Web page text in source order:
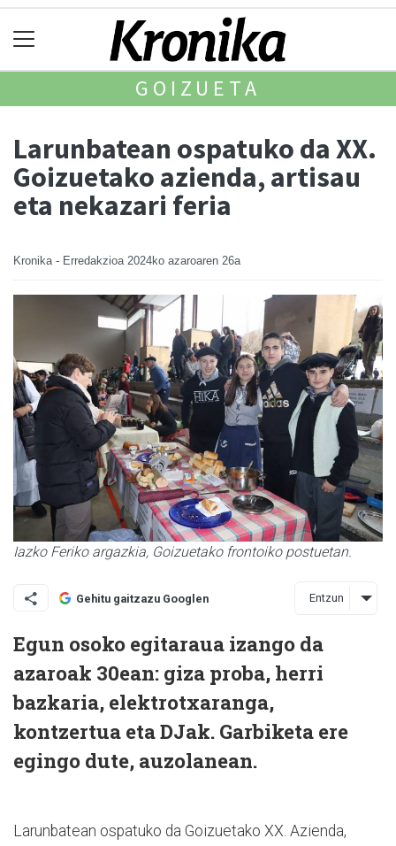
GOIZUETA
Larunbatean ospatuko da XX.
Goizuetako azienda, artisau
eta nekazari feria
Kronika - Erredakzioa 2024ko azaroaren 26a
Iazko Feriko argazkia, Goizuetako frontoiko postuetan.
Gehitu gaitzazu Googlen Entzun
Egun osoko egitaraua izango da
azaroak 30ean: giza proba, herri
bazkaria, elektrotxaranga,
kontzertua eta DJak. Garbiketa ere
egingo dute, auzolanean.
Larunbatean ospatuko da Goizuetako XX. Azienda,